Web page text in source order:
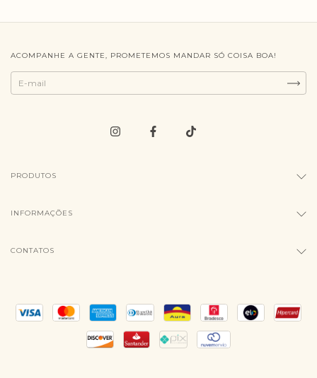
ACOMPANHE A GENTE, PROMETEMOS MANDAR SÓ COISA BOA!
PRODUTOS
INFORMAÇÕES
CONTATOS